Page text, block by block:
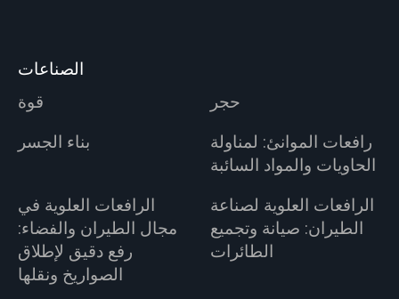
الصناعات
قوة
حجر
بناء الجسر
رافعات الموانئ: لمناولة
الحاويات والمواد السائبة
الرافعات العلوية في
مجال الطيران والفضاء:
رفع دقيق لإطلاق
الصواريخ ونقلها
الرافعات العلوية لصناعة
الطيران: صيانة وتجميع
الطائرات